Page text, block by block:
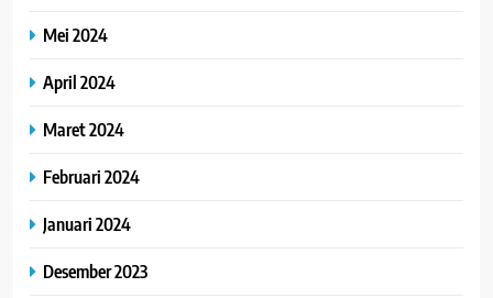
Mei 2024
April 2024
Maret 2024
Februari 2024
Januari 2024
Desember 2023